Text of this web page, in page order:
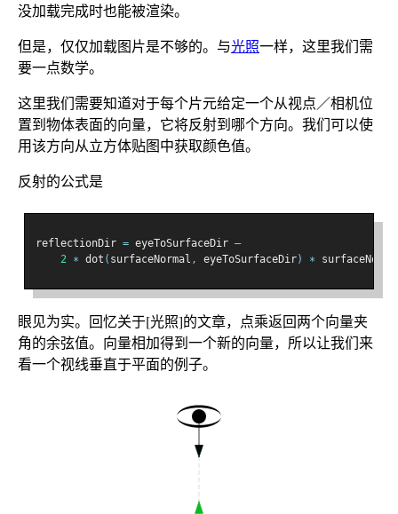
没加载完成时也能被渲染。
但是，仅仅加载图片是不够的。与光照一样，这里我们需
要一点数学。
这里我们需要知道对于每个片元给定一个从视点／相机位
置到物体表面的向量，它将反射到哪个方向。我们可以使
用该方向从立方体贴图中获取颜色值。
反射的公式是
reflectionDir = eyeToSurfaceDir –
2 ∗ dot ( surfaceNormal , eyeToSurfaceDir) ∗
眼见为实。回忆关于[光照]的文章，点乘返回两个向量夹
角的余弦值。向量相加得到一个新的向量，所以让我们来
看一个视线垂直于平面的例子。